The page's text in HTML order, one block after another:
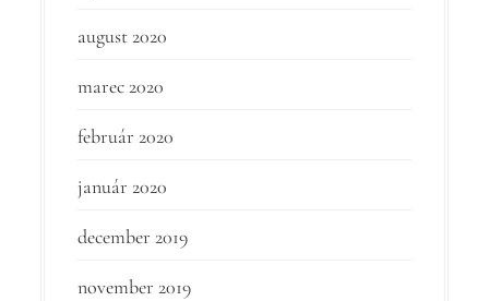
august 2020
marec 2020
február 2020
január 2020
december 2019
november 2019